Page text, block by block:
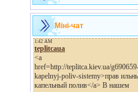
Міні-чат